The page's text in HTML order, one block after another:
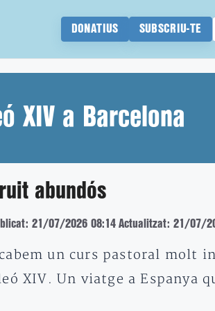
DONATIUS SUBSCRIU-TE
XIV a Barcelona
abundós
21/07/2026 08:14 Actualitzat: 21/07/
un curs pastoral molt
XIV. Un viatge a Espanya